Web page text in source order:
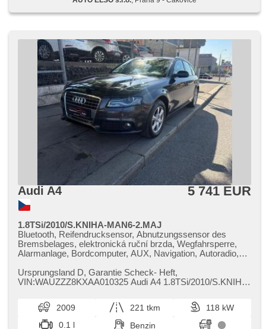
dálkových světel, Alufelgen, täglich Leuchten, LED denní
kolo, Automatikgetriebe
Audi A4 5 741 EUR
1.8TSi/2010/S.KNIHA-MAN6-2.MAJ
Bluetooth, Reifendrucksensor, Abnutzungssensor des
Bremsbelages, elektronická ruční brzda, Wegfahrsperre,
Alarmanlage, Bordcomputer, AUX, Navigation, Autoradio,
Multifunktionslenkrad, Lenkrad einstellbar, Klimaablage,
zadní loketní opěrka, Trennnetz im Gepäckraum,
Sportsitze, isofix, Heckscheibenwischer, täglich Leuchten,
Heck LED Leuchte, automatické přepínání dálkových
světel, Nebelscheinwerfer, Alufelgen, El. Spiegel, beheizte
Ursprungsland D,​ Garantie Scheck​- Heft,​
VIN:WAUZZZ8KXAA010325 Audi A4 1.8TSi/2010/S.KNIHA​-
2009 221 tkm
118 kW
0.1 l
Benzin